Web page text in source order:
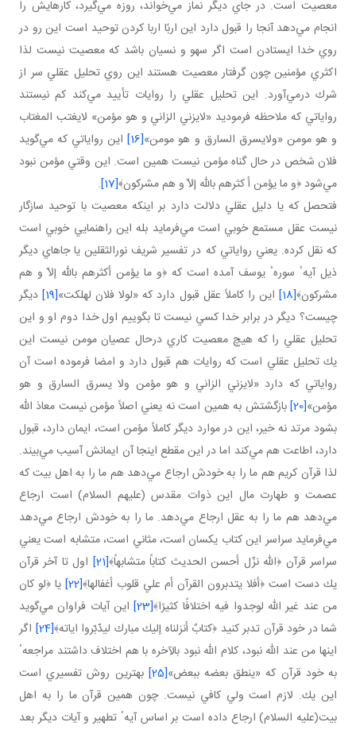
معصيت است. در جاي ديگر نماز مي‌خواند، روزه مي‌گيرد، كارهايش را
انجام مي‌دهد آنجا را قبول دارد اين اربًا اربا كردن توحيد است اين رو در
روي خدا ايستادن است اگر سهو و نسيان باشد كه معصيت نيست لذا
اكثري مؤمنين چون گرفتار معصيت هستند اين روي تحليل عقلي سر از
شرك درمي‌آورد. اين تحليل عقلي را روايات تأييد مي‌كند كم نيستند
رواياتي كه ملاحظه فرموديد «لايزني الزاني و هو مؤمن» لايغتب المغتاب
و هو مومن «ولايسرق السارق و هو مومن»[16]
اين رواياتي كه مي‌گويد
فلان شخص در حال گناه مؤمن نيست همين است. اين وقتي مؤمن نبود
مي‌شود ﴿و ما يؤمن أ كثرهم بالله إلاّ و هم مشركون﴾[17]
.
فتحصل كه يا دليل عقلي دلالت دارد بر اينكه معصيت با توحيد سازگار
نيست عقل مستمع خوبي است مي‌فرمايد بله اين راهنمايي خوبي است
كه نقل كرده. يعني رواياتي كه در تفسير شريف نورالثقلين يا جاهاي ديگر
ذيل آيهٴ سورهٴ يوسف آمده است كه ﴿و ما يؤمن أكثرهم بالله إلاّ و هم
مشركون﴾[18] اين را كاملاً عقل قبول دارد كه «لولا فلان لهلكت»[19]
ديگر
چيست؟ ديگر در برابر خدا كسي نيست تا بگوييم اول خدا دوم او و اين
تحليل عقلي را كه هيچ معصيت كاري درحال عصيان مومن نيست اين
يك تحليل عقلي است كه روايات هم قبول دارد و امضا فرموده است آن
رواياتي كه دارد «لايزني الزاني و هو مؤمن ولا يسرق السارق و هو
مؤمن»[20]
بازگشتش به همين است نه يعني اصلاً مؤمن نيست معاذ الله
بشود مرتد نه خير، اين در موارد ديگر كاملاً مؤمن است، ايمان دارد، قبول
دارد، اطاعت هم مي‌كند اما در اين مقطع اينجا آن ايمانش آسيب مي‌بيند.
لذا قرآن كريم هم ما را به خودش ارجاع مي‌دهد هم ما را به اهل بيت كه
عصمت و طهارت مال اين ذوات مقدس (عليهم السلام) است ارجاع
مي‌دهد هم ما را به عقل ارجاع مي‌دهد. ما را به خودش ارجاع مي‌دهد
مي‌فرمايد سراسر اين كتاب يكسان است، مثاني است، متشابه است يعني
سراسر قرآن ﴿الله نزّل أحسن الحديث كتاباً متشابهاً﴾[21]
اول تا آخر قرآن
يك دست است ﴿أفلا يتدبرون القرآن أم علي قلوب أغفالها﴾[22]
يا ﴿لو كان
من عند غير الله لوجدوا فيه اختلافًا كثيرًا﴾[23]
اين آيات فراوان مي‌گويد
شما در خود قرآن تدبر كنيد ﴿كتابٌ أنزلناه إليك مبارك ليدّبّروا اياته﴾[24]
اگر
اينها من عند الله نبود، كلام الله نبود بالآخره با هم اختلاف داشتند مراجعهٴ
به خود قرآن كه «ينطق بعضه ببعض»[25]
بهترين روش تفسيري است
اين يك. لازم است ولي كافي نيست. چون همين قرآن ما را به اهل
بيت(عليه السلام) ارجاع داده است بر اساس آيهٴ تطهير و آيات ديگر بعد